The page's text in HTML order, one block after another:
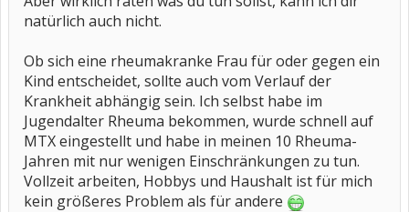
natürlich auch nicht.
Ob sich eine rheumakranke Frau für oder gegen ein
Kind entscheidet, sollte auch vom Verlauf der
Krankheit abhängig sein. Ich selbst habe im
Jugendalter Rheuma bekommen, wurde schnell auf
MTX eingestellt und habe in meinen 10 Rheuma-
Jahren mit nur wenigen Einschränkungen zu tun.
Vollzeit arbeiten, Hobbys und Haushalt ist für mich
kein größeres Problem als für andere